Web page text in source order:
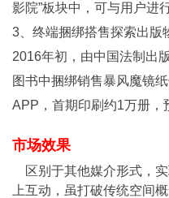
影院”板块中，可与用户进
3、终端捆绑搭售探索出版
2016年初，由中国法制出
图书中捆绑销售暴风魔镜
APP，首期印刷约1万册，
市场效果
区别于其他媒介形式，
上互动，虽打破传统空间